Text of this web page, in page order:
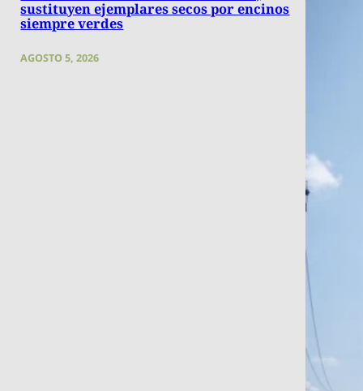
sustituyen ejemplares secos por encinos
siempre verdes
AGOSTO 5, 2026